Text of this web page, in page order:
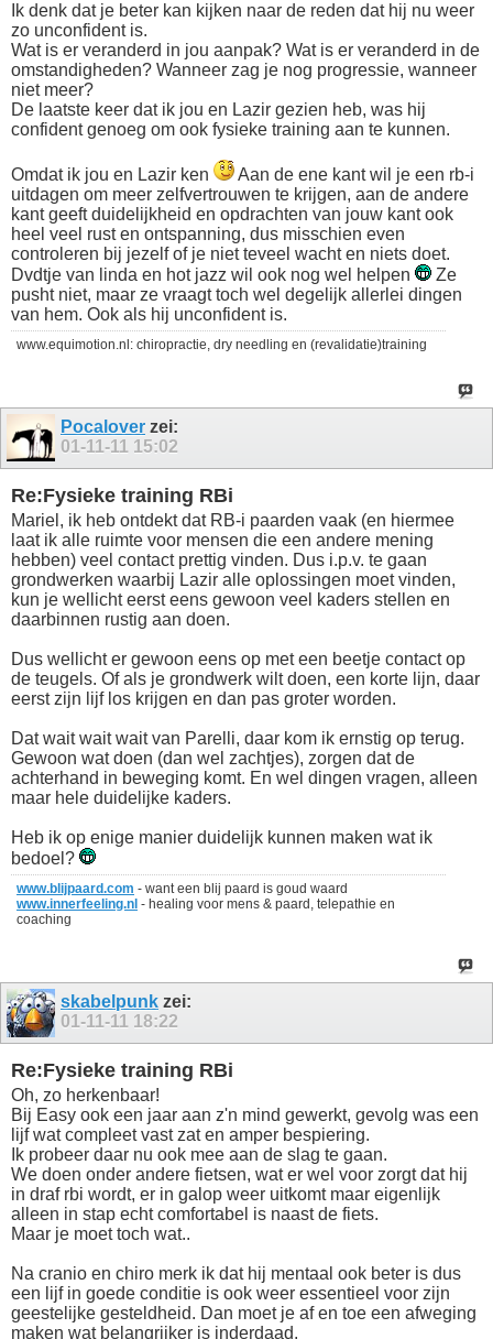
Ik denk dat je beter kan kijken naar de reden dat hij nu weer
zo unconfident is.
Wat is er veranderd in jou aanpak? Wat is er veranderd in de
omstandigheden? Wanneer zag je nog progressie, wanneer
niet meer?
De laatste keer dat ik jou en Lazir gezien heb, was hij
confident genoeg om ook fysieke training aan te kunnen.
Omdat ik jou en Lazir ken
Aan de ene kant wil je een rb-i
uitdagen om meer zelfvertrouwen te krijgen, aan de andere
kant geeft duidelijkheid en opdrachten van jouw kant ook
heel veel rust en ontspanning, dus misschien even
controleren bij jezelf of je niet teveel wacht en niets doet.
Dvdtje van linda en hot jazz wil ook nog wel helpen
Ze
pusht niet, maar ze vraagt toch wel degelijk allerlei dingen
van hem. Ook als hij unconfident is.
www.equimotion.nl: chiropractie, dry needling en (revalidatie)training
Pocalover zei:
01-11-11 15:02
Re:Fysieke training RBi
Mariel, ik heb ontdekt dat RB-i paarden vaak (en hiermee
laat ik alle ruimte voor mensen die een andere mening
hebben) veel contact prettig vinden. Dus i.p.v. te gaan
grondwerken waarbij Lazir alle oplossingen moet vinden,
kun je wellicht eerst eens gewoon veel kaders stellen en
daarbinnen rustig aan doen.
Dus wellicht er gewoon eens op met een beetje contact op
de teugels. Of als je grondwerk wilt doen, een korte lijn, daar
eerst zijn lijf los krijgen en dan pas groter worden.
Dat wait wait wait van Parelli, daar kom ik ernstig op terug.
Gewoon wat doen (dan wel zachtjes), zorgen dat de
achterhand in beweging komt. En wel dingen vragen, alleen
maar hele duidelijke kaders.
Heb ik op enige manier duidelijk kunnen maken wat ik
bedoel?
www.blijpaard.com - want een blij paard is goud waard
www.innerfeeling.nl - healing voor mens & paard, telepathie en
coaching
skabelpunk zei:
01-11-11 18:22
Re:Fysieke training RBi
Oh, zo herkenbaar!
Bij Easy ook een jaar aan z'n mind gewerkt, gevolg was een
lijf wat compleet vast zat en amper bespiering.
Ik probeer daar nu ook mee aan de slag te gaan.
We doen onder andere fietsen, wat er wel voor zorgt dat hij
in draf rbi wordt, er in galop weer uitkomt maar eigenlijk
alleen in stap echt comfortabel is naast de fiets.
Maar je moet toch wat..
Na cranio en chiro merk ik dat hij mentaal ook beter is dus
een lijf in goede conditie is ook weer essentieel voor zijn
geestelijke gesteldheid. Dan moet je af en toe een afweging
maken wat belangrijker is inderdaad.